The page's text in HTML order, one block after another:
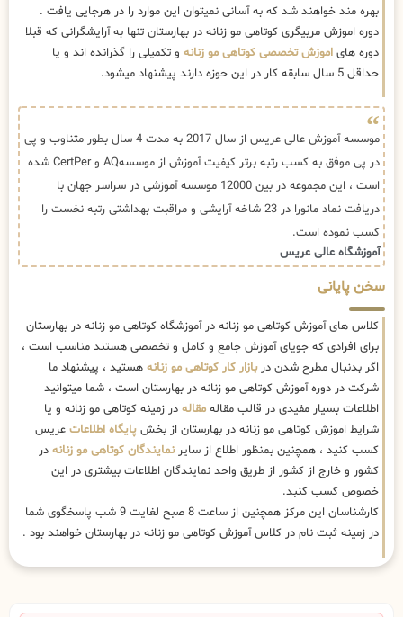
بهره مند خواهند شد که به آسانی نمیتوان این موارد را در هرجایی یافت .
دوره اموزش مربیگری کوتاهی مو زنانه در بهارستان تنها به آرایشگرانی که قبلا
دوره های اموزش تخصصی کوتاهی مو زنانه و تکمیلی را گذرانده اند و یا
حداقل 5 سال سابقه کار در این حوزه دارند پیشنهاد میشود.
موسسه آموزش عالی عریس از سال 2017 به مدت 4 سال بطور متناوب و پی
در پی موفق به کسب رتبه برتر کیفیت آموزش از موسسهAQ و CertPer شده
است ، این مجموعه در بین 12000 موسسه آموزشی در سراسر جهان با
دریافت نماد مانورا در 23 شاخه آرایشی و مراقبت بهداشتی رتبه نخست را
کسب نموده است.
آموزشگاه عالی عریس
سخن پایانی
کلاس های آموزش کوتاهی مو زنانه در آموزشگاه کوتاهی مو زنانه در بهارستان
برای افرادی که جویای آموزش جامع و کامل و تخصصی هستند مناسب است ،
اگر بدنبال مطرح شدن دربازار کار کوتاهی مو زنانه هستید ، پیشنهاد ما
شرکت در دوره آموزش کوتاهی مو زنانه در بهارستان است ، شما میتوانید
اطلاعات بسیار مفیدی در قالب مقاله مقاله در زمینه کوتاهی مو زنانه و یا
شرایط اموزش کوتاهی مو زنانه در بهارستان از بخش پایگاه اطلاعات عریس
کسب کنید ، همچنین بمنظور اطلاع از سایرنمایندگان کوتاهی مو زنانه در
کشور و خارج از کشور از طریق واحد نمایندگان اطلاعات بیشتری در این
خصوص کسب کنبد.
کارشناسان این مرکز همچنین از ساعت 8 صبح لغایت 9 شب پاسخگوی شما
در زمینه ثبت نام در کلاس آموزش کوتاهی مو زنانه در بهارستان خواهند بود .